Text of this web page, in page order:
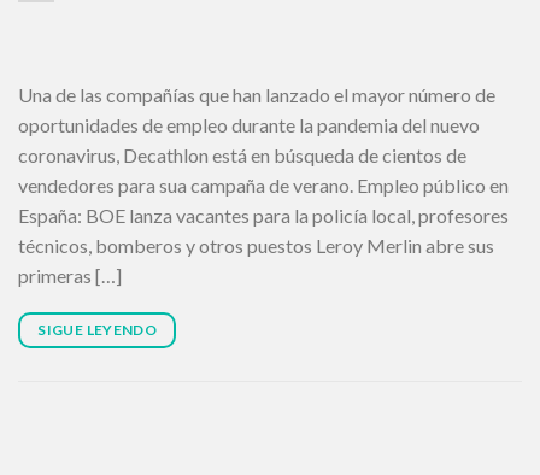
Una de las compañías que han lanzado el mayor número de
oportunidades de empleo durante la pandemia del nuevo
coronavirus, Decathlon está en búsqueda de cientos de
vendedores para sua campaña de verano. Empleo público en
España: BOE lanza vacantes para la policía local, profesores
técnicos, bomberos y otros puestos Leroy Merlin abre sus
primeras […]
SIGUE LEYENDO